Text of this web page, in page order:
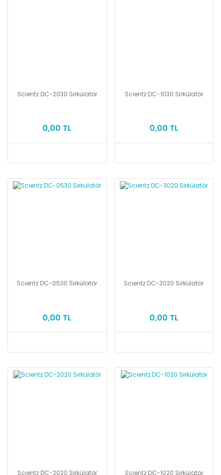
Scientz DC-2030 Sirkülatör
0,00 TL
Scientz DC-1030 Sirkülatör
0,00 TL
Scientz DC-0530 Sirkülatör
0,00 TL
Scientz DC-3020 Sirkülatör
0,00 TL
Scientz DC-2020 Sirkülatör Scientz DC-1020 Sirkülatör